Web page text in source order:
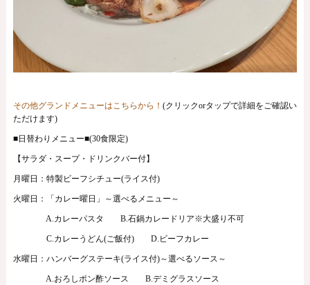
その他グランドメニューはこちらから！ (クリックorタップで詳細をご確認い
ただけます)
■日替わりメニュー■(30食限定)
【サラダ・スープ・ドリンクバー付】
月曜日：特製ビーフシチュー(ライス付)
火曜日：「カレー曜日」～選べるメニュー～
A.カレーパスタ B.石鍋カレードリア※大盛り不可
C.カレーうどん(ご飯付) D.ビーフカレー
水曜日：ハンバーグステーキ(ライス付)～選べるソース～
A.おろしポン酢ソース B.デミグラスソース